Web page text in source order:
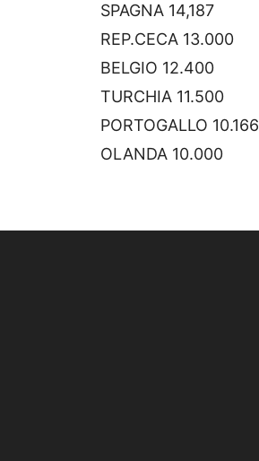
SPAGNA 14,187
REP.CECA 13.000
BELGIO 12.400
TURCHIA 11.500
PORTOGALLO 10.166
OLANDA 10.000